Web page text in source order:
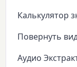
Калькулятор
Повернуть
Аудио